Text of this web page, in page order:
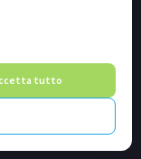
tutto
/ CCIAA (Bs) n. 458309
Crea.one